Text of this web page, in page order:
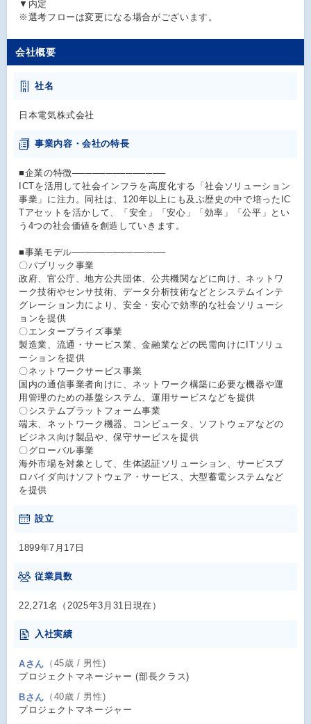
▼内定
※選考フローは変更になる場合がございます。
会社概要
社名
日本電気株式会社
事業内容・会社の特長
■企業の特徴──────────────
ICTを活用して社会インフラを高度化する「社会ソリューション
事業」に注力。同社は、120年以上にも及ぶ歴史の中で培ったIC
Tアセットを活かして、「安全」「安心」「効率」「公平」とい
う4つの社会価値を創造していきます。
■事業モデル──────────────
〇パブリック事業
政府、官公庁、地方公共団体、公共機関などに向け、ネットワ
ーク技術やセンサ技術、データ分析技術などとシステムインテ
グレーション力により、安全・安心で効率的な社会ソリューシ
ョンを提供
〇エンタープライズ事業
製造業、流通・サービス業、金融業などの民需向けにITソリュ
ーションを提供
〇ネットワークサービス事業
国内の通信事業者向けに、ネットワーク構築に必要な機器や運
用管理のための基盤システム、運用サービスなどを提供
〇システムプラットフォーム事業
端末、ネットワーク機器、コンピュータ、ソフトウェアなどの
ビジネス向け製品や、保守サービスを提供
〇グローバル事業
海外市場を対象として、生体認証ソリューション、サービスプ
ロバイダ向けソフトウェア・サービス、大型蓄電システムなど
を提供
設立
1899年7月17日
従業員数
22,271名（2025年3月31日現在）
入社実績
Aさん （45歳 / 男性)
プロジェクトマネージャー (部長クラス)
Bさん （40歳 / 男性)
プロジェクトマネージャー